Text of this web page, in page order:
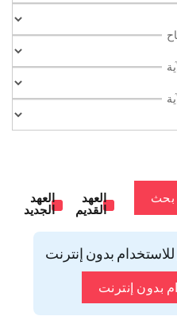
بحث
العهد
القديم
العهد
الجديد
بدون إنترنت
بدون إنترنت